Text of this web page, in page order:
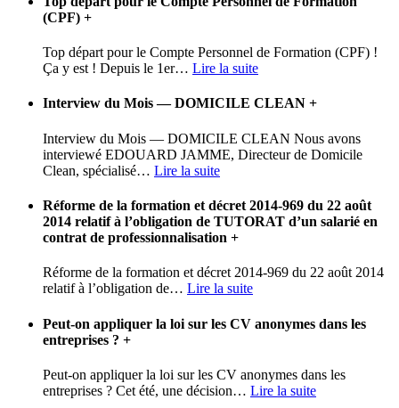
(CPF) +
Top départ pour le Compte Personnel de Formation (CPF) !
Ça y est ! Depuis le 1er… Lire la suite
Interview du Mois — DOMICILE CLEAN +
Interview du Mois — DOMICILE CLEAN Nous avons
interviewé EDOUARD JAMME, Directeur de Domicile
Clean, spécialisé… Lire la suite
Réforme de la formation et décret 2014-969 du 22 août
2014 relatif à l’obligation de TUTORAT d’un salarié en
contrat de professionnalisation +
Réforme de la formation et décret 2014-969 du 22 août 2014
relatif à l’obligation de… Lire la suite
Peut-on appliquer la loi sur les CV anonymes dans les
entreprises ? +
Peut-on appliquer la loi sur les CV anonymes dans les
entreprises ? Cet été, une décision… Lire la suite